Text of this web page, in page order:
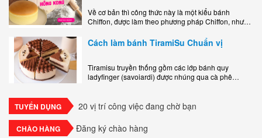
Về cơ bản thì công thức này là một kiểu bánh
Chiffon, được làm theo phương pháp Chiffon, nhưng
ngon, làm..
Cách làm bánh TiramiSu Chuẩn vị
Tiramisu truyền thống gồm các lớp bánh quy
ladyfinger (savoiardi) được nhúng qua cà phê
TUYỂN DỤNG 20 vị trí công việc đang chờ bạn
CHÀO HÀNG Đăng ký chào hàng